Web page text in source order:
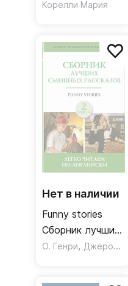
сатаны Уровень
Корелли Мария
Нет в наличии
Funny stories
Сборник лучших
смешных
О. Генри, Джером Джером Клапка